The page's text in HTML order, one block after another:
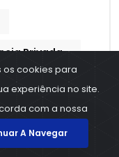
Privada
Previdencia
os cookies para
experiência no site.
com a nossa
A Navegar